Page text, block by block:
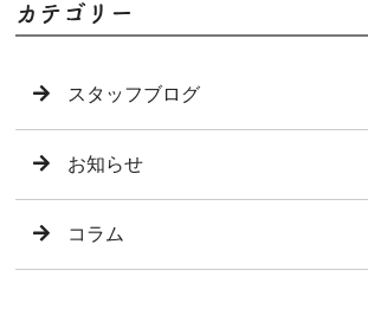
カテゴリー
スタッフブログ
お知らせ
コラム